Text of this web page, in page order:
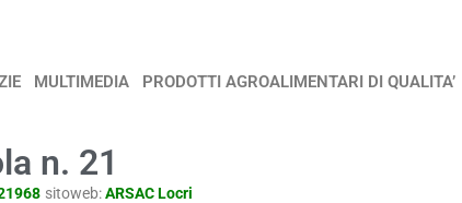
MULTIMEDIA PRODOTTI AGROALIMENTARI DI QUALITA’
n. 21
sitoweb:ARSAC Locri